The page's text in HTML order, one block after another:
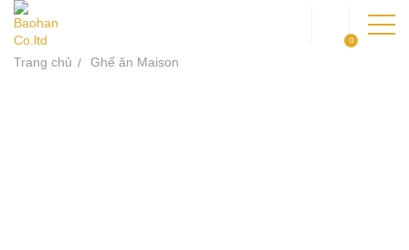
0
Trang chủ Ghế ăn Maison